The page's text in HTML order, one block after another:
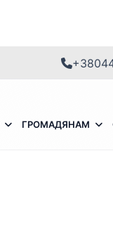
ГРОМАДЯНАМ